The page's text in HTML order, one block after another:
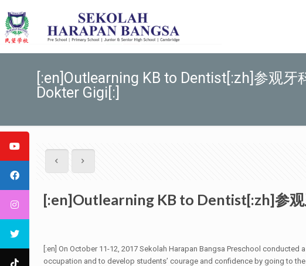
[:en]Outlearning KB to Dentist[:zh]参观
Dokter Gigi[:]
[:en]Outlearning KB to Dentist[:zh]参
[:en] On October 11-12, 2017 Sekolah Harapan Bangsa Preschool
occupation and to develop students’ courage and confidence by going to